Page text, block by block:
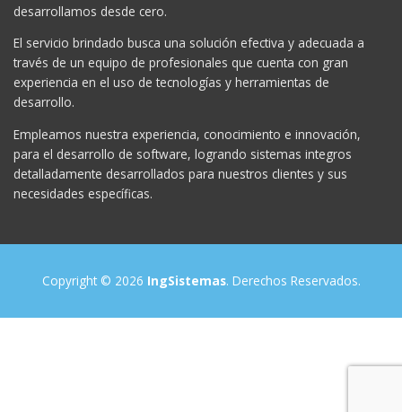
desarrollamos desde cero.
El servicio brindado busca una solución efectiva y adecuada a
través de un equipo de profesionales que cuenta con gran
experiencia en el uso de tecnologías y herramientas de
desarrollo.
Empleamos nuestra experiencia, conocimiento e innovación,
para el desarrollo de software, logrando sistemas integros
detalladamente desarrollados para nuestros clientes y sus
necesidades específicas.
Copyright © 2026 IngSistemas. Derechos Reservados.